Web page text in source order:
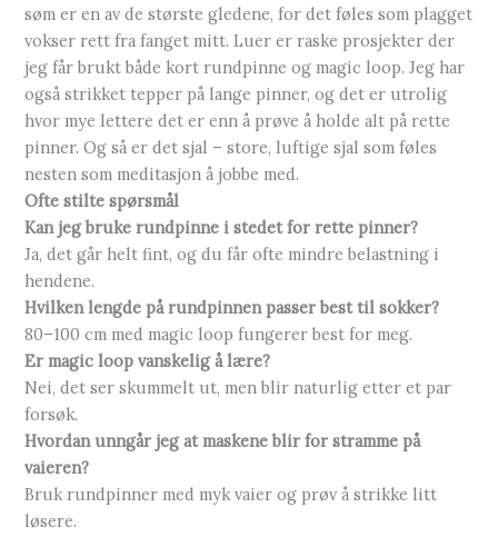
søm er en av de største gledene, for det føles som plagget
vokser rett fra fanget mitt. Luer er raske prosjekter der
jeg får brukt både kort rundpinne og magic loop. Jeg har
også strikket tepper på lange pinner, og det er utrolig
hvor mye lettere det er enn å prøve å holde alt på rette
pinner. Og så er det sjal – store, luftige sjal som føles
nesten som meditasjon å jobbe med.
Ofte stilte spørsmål
Kan jeg bruke rundpinne i stedet for rette pinner?
Ja, det går helt fint, og du får ofte mindre belastning i
hendene.
Hvilken lengde på rundpinnen passer best til sokker?
80–100 cm med magic loop fungerer best for meg.
Er magic loop vanskelig å lære?
Nei, det ser skummelt ut, men blir naturlig etter et par
forsøk.
Hvordan unngår jeg at maskene blir for stramme på
vaieren?
Bruk rundpinner med myk vaier og prøv å strikke litt
løsere.